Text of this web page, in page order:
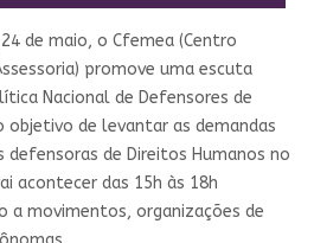
de maio, o Cfemea (Centro
promove uma escuta
Nacional de Defensores de
objetivo de levantar as demandas
defensoras de Direitos Humanos no
acontecer das 15h às 18h
a movimentos, organizações de